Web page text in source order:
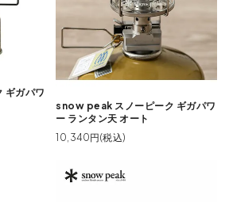
ガパワ
snow peak スノーピーク ギガパワ
ー ランタン天 オート
10,340円(税込)